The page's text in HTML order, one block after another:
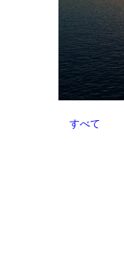
すべて